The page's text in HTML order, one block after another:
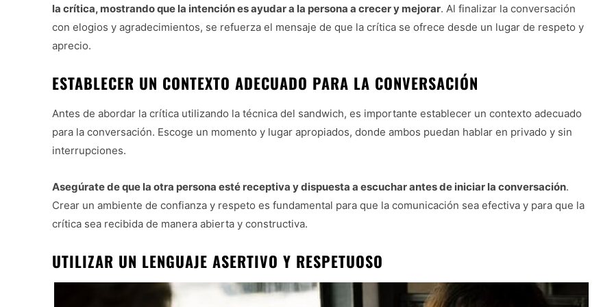
la crítica, mostrando que la intención es ayudar a la persona a crecer y mejorar. Al finalizar la conversación
con elogios y agradecimientos, se refuerza el mensaje de que la crítica se ofrece desde un lugar de respeto y
aprecio.
ESTABLECER UN CONTEXTO ADECUADO PARA LA CONVERSACIÓN
Antes de abordar la crítica utilizando la técnica del sandwich, es importante establecer un contexto adecuado
para la conversación. Escoge un momento y lugar apropiados, donde ambos puedan hablar en privado y sin
interrupciones.
Asegúrate de que la otra persona esté receptiva y dispuesta a escuchar antes de iniciar la conversación.
Crear un ambiente de confianza y respeto es fundamental para que la comunicación sea efectiva y para que la
crítica sea recibida de manera abierta y constructiva.
UTILIZAR UN LENGUAJE ASERTIVO Y RESPETUOSO